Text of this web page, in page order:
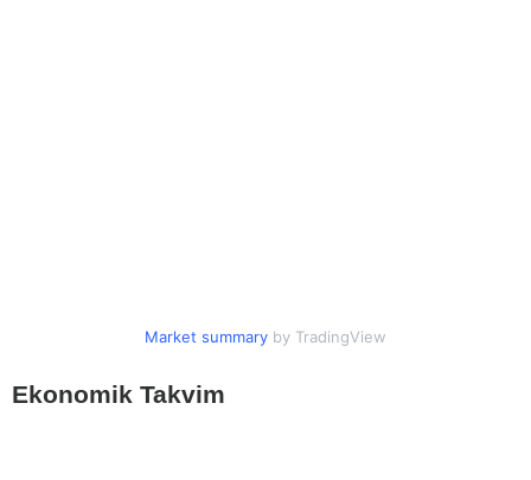
Market summary by TradingView
Ekonomik Takvim